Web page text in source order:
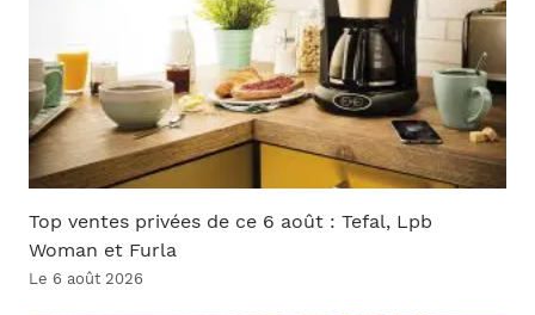
Top ventes privées de ce 6 août : Tefal, Lpb
Woman et Furla
Le 6 août 2026